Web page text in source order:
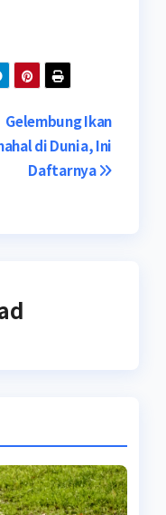
Gelembung Ikan
di Dunia, Ini
Daftarnya